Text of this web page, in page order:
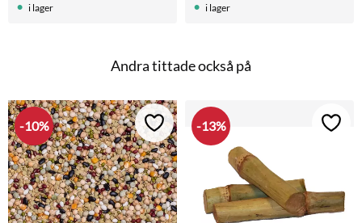
i lager i lager
Andra tittade också på
10% Lägg till i favoriter
13% Lägg